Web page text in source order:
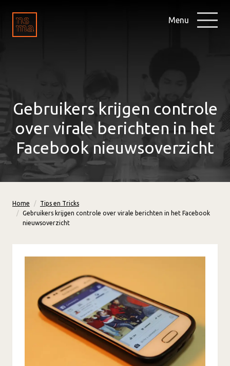
Menu
Gebruikers krijgen controle
over virale berichten in het
Facebook nieuwsoverzicht
Home
Tips en Tricks
Gebruikers krijgen controle over virale berichten in het Facebook
nieuwsoverzicht